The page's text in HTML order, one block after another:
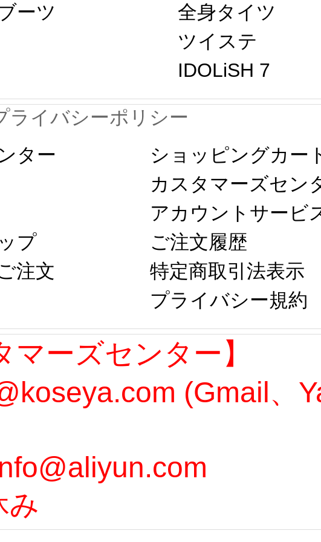
ーツ
全身タイツ
ツイステ
IDOLiSH 7
ライバシーポリシー
ター
ショッピングカー
カスタマーズセン
アカウントサービ
プ
ご注文履歴
注文
特定商取引法表示
プライバシー規約
マーズセンター】
(Gmail、
み